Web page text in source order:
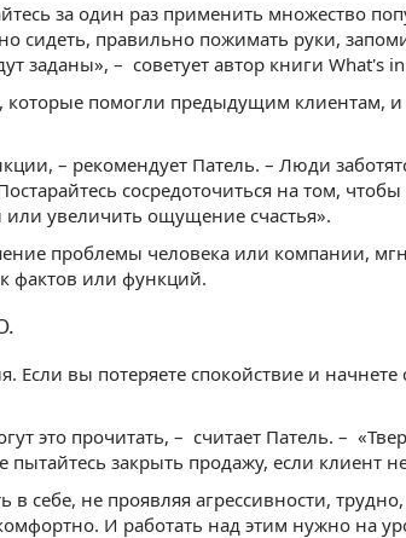
за один раз применить множество
сидеть, правильно пожимать руки,
заданы», – советует автор книги What's
которые помогли предыдущим клиентам,
– рекомендует Патель. – Люди
сосредоточиться на том,
увеличить ощущение счастья».
проблемы человека или компании,
фактов или функций.
Если вы потеряете спокойствие и
это прочитать, – считает Патель. –
пытайтесь закрыть продажу, если клиент
в себе, не проявляя агрессивности,
И работать над этим нужно на